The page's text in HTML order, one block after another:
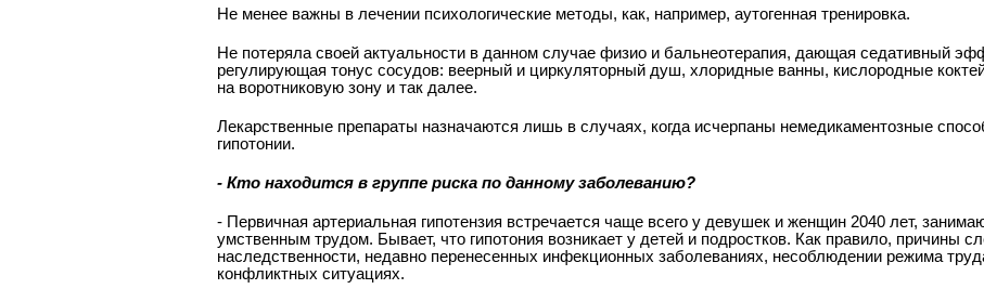
Не менее важны в лечении психологические методы, как, например, аутогенная тренировка.
Не потеряла своей актуальности в данном случае физио­ и бальнеотерапия, дающая седативный
регулирующая тонус сосудов: веерный и циркуляторный душ, хлоридные ванны, кислородные
на воротниковую зону и так далее.
Лекарственные препараты назначаются лишь в случаях, когда исчерпаны немедикаментозные
гипотонии.
- Кто находится в группе риска по данному заболеванию?
­- Первичная артериальная гипотензия встречается чаще всего у девушек и женщин 20­40 лет,
умственным трудом. Бывает, что гипотония возникает у детей и подростков. Как правило, причины
наследственности, недавно перенесенных инфекционных заболеваниях, несоблюдении режима
конфликтных ситуациях.